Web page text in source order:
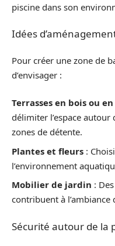
piscine dans son
Idées
Pour créer une zone de
d’envisager :
Terrasses en bois ou
délimiter l’espace
zones de détente.
Plantes et fleurs :
l’environnement
Mobilier de jardin :
contribuent à l’ambiance
Sécurité autour de la